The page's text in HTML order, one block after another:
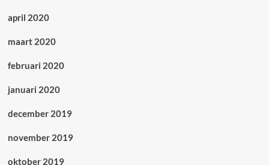
april 2020
maart 2020
februari 2020
januari 2020
december 2019
november 2019
oktober 2019